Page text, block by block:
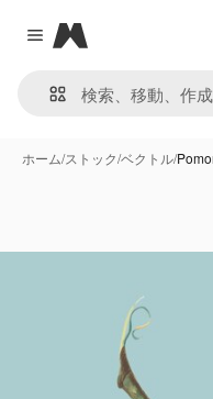
Close menu
Magnific
ホーム/ストック/ベクトル/